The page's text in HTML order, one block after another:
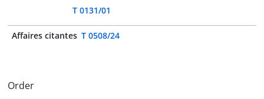
T 0131/01
Affaires citantes T 0508/24
Order